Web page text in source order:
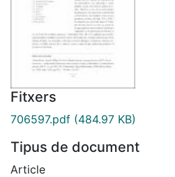
Fitxers
706597.pdf (484.97 KB)
Tipus de document
Article